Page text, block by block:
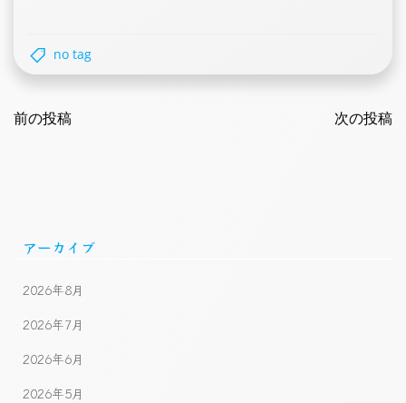
no tag
navigation
前の投稿 次の投稿
アーカイブ
2026年8月
2026年7月
2026年6月
2026年5月